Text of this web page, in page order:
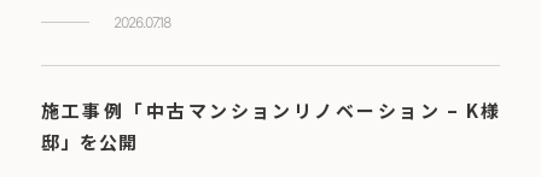
2026.07.18
施工事例「中古マンションリノベーション – K様
邸」を公開